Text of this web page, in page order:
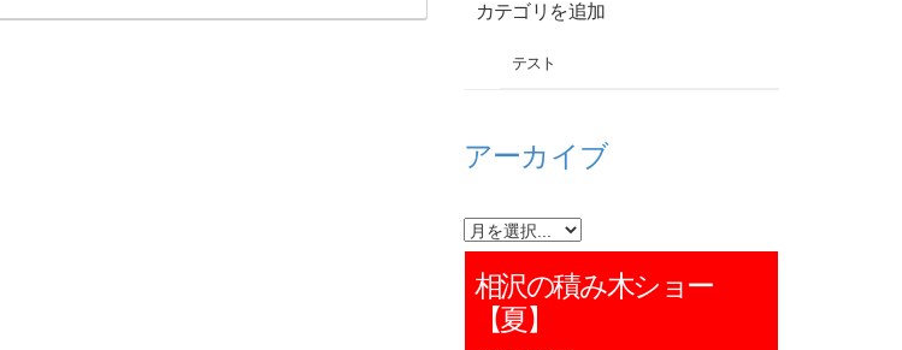
カテゴリを追加
テスト
アーカイブ
相沢の積み木ショー
【夏】